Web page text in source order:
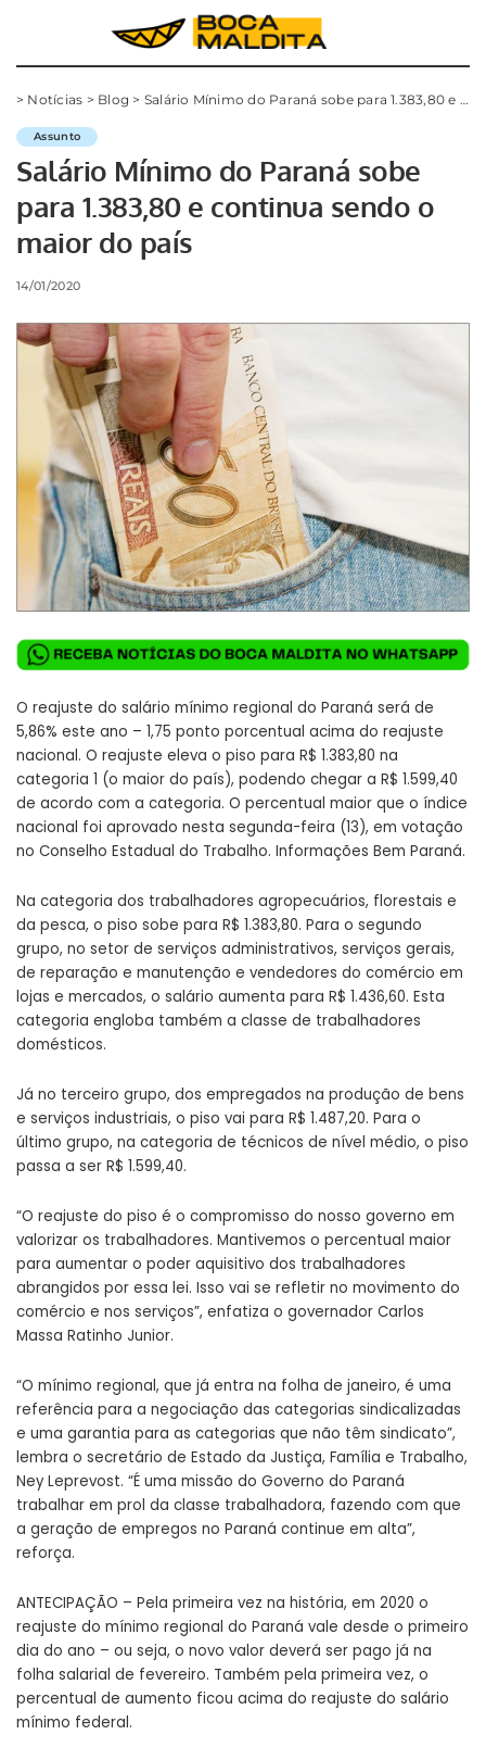
> Notícias > Blog > Salário Mínimo do Paraná sobe para 1.383,80 e continua sendo o maior do país
Assunto
Salário Mínimo do Paraná sobe
para 1.383,80 e continua sendo o
maior do país
14/01/2020
O reajuste do salário mínimo regional do Paraná será de
5,86% este ano – 1,75 ponto porcentual acima do reajuste
nacional. O reajuste eleva o piso para R$ 1.383,80 na
categoria 1 (o maior do país), podendo chegar a R$ 1.599,40
de acordo com a categoria. O percentual maior que o índice
nacional foi aprovado nesta segunda-feira (13), em votação
no Conselho Estadual do Trabalho. Informações Bem Paraná.
Na categoria dos trabalhadores agropecuários, florestais e
da pesca, o piso sobe para R$ 1.383,80. Para o segundo
grupo, no setor de serviços administrativos, serviços gerais,
de reparação e manutenção e vendedores do comércio em
lojas e mercados, o salário aumenta para R$ 1.436,60. Esta
categoria engloba também a classe de trabalhadores
domésticos.
Já no terceiro grupo, dos empregados na produção de bens
e serviços industriais, o piso vai para R$ 1.487,20. Para o
último grupo, na categoria de técnicos de nível médio, o piso
passa a ser R$ 1.599,40.
“O reajuste do piso é o compromisso do nosso governo em
valorizar os trabalhadores. Mantivemos o percentual maior
para aumentar o poder aquisitivo dos trabalhadores
abrangidos por essa lei. Isso vai se refletir no movimento do
comércio e nos serviços”, enfatiza o governador Carlos
Massa Ratinho Junior.
“O mínimo regional, que já entra na folha de janeiro, é uma
referência para a negociação das categorias sindicalizadas
e uma garantia para as categorias que não têm sindicato”,
lembra o secretário de Estado da Justiça, Família e Trabalho,
Ney Leprevost. “É uma missão do Governo do Paraná
trabalhar em prol da classe trabalhadora, fazendo com que
a geração de empregos no Paraná continue em alta”,
reforça.
ANTECIPAÇÃO – Pela primeira vez na história, em 2020 o
reajuste do mínimo regional do Paraná vale desde o primeiro
dia do ano – ou seja, o novo valor deverá ser pago já na
folha salarial de fevereiro. Também pela primeira vez, o
percentual de aumento ficou acima do reajuste do salário
mínimo federal.